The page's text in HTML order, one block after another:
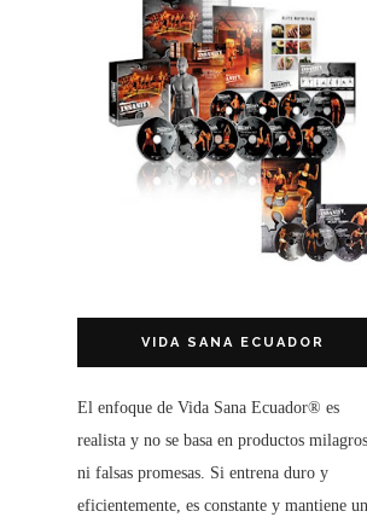
VIDA SANA ECUADOR
El enfoque de Vida Sana Ecuador® es
realista y no se basa en productos
ni falsas promesas. Si entrena duro y
eficientemente, es constante y mantiene